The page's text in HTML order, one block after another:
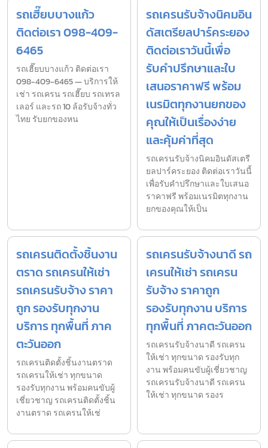
รถเฮี๊ยบบางแก้ว
ติดต่อเรา 098-409-
6465
รถเฮี๊ยบบางแก้ว ติดต่อเรา
098-409-6465 — บริการให้
เช่า รถเครน รถเฮี๊ยบ รถเทรล
เลอร์ และรถ 10 ล้อรับจ้างทั่ว
ไทย รับยกของหน
รถเครนรับจ้างนิคมอิน
ดัสเตรียลปาร์คระยอง
ติดต่อเราวันนี้เพื่อ
รับคำปรึกษาและใบ
เสนอราคาฟรี พร้อม
เนรมิตทุกงานยกของ
คุณให้เป็นเรื่องง่าย
และคุ้มค่าที่สุด
รถเครนรับจ้างนิคมอินดัสเตรี
ยลปาร์คระยอง ติดต่อเราวันนี้
เพื่อรับคำปรึกษาและใบเสนอ
ราคาฟรี พร้อมเนรมิตทุกงาน
ยกของคุณให้เป็น
รถเครนติดตั้งชิ้นงาน
ตราด รถเครนให้เช่า
รถเครนรับจ้าง ราคา
ถูก รองรับทุกงาน
บริการ ทุกพื้นที่ ภาค
ตะวันออก
รถเครนติดตั้งชิ้นงานตราด
รถเครนให้เช่า ทุกขนาด
รองรับทุกงาน พร้อมคนขับผู้
เชี่ยวชาญ รถเครนติดตั้งชิ้น
งานตราด รถเครนให้เช่
รถเครนรับจ้างนาดี รถ
เครนให้เช่า รถเครน
รับจ้าง ราคาถูก
รองรับทุกงาน บริการ
ทุกพื้นที่ ภาคตะวันออก
รถเครนรับจ้างนาดี รถเครน
ให้เช่า ทุกขนาด รองรับทุก
งาน พร้อมคนขับผู้เชี่ยวชาญ
รถเครนรับจ้างนาดี รถเครน
ให้เช่า ทุกขนาด รองร